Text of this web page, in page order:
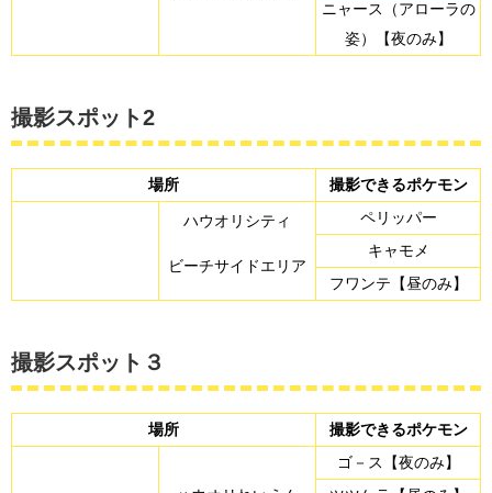
ニャース（アローラの
姿）【夜のみ】
撮影スポット2
場所 撮影できるポケモン
ハウオリシティ
ビーチサイドエリア
ペリッパー
キャモメ
フワンテ【昼のみ】
撮影スポット３
場所 撮影できるポケモン
ゴ－ス【夜のみ】